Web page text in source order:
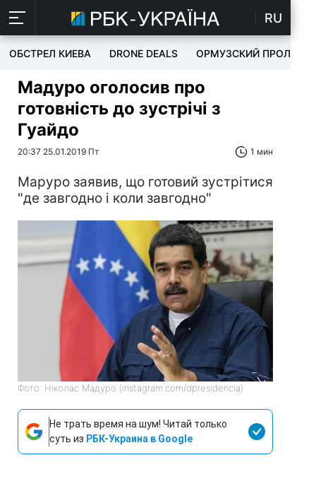
RU
ОБСТРЕЛ КИЕВА DRONE DEALS ОРМУЗСКИЙ ПРОЛИВ
Мадуро оголосив про
готовність до зустрічі з
Гуайдо
20:37 25.01.2019 Пт 1 мин
Маруро заявив, що готовий зустрітися
"де завгодно і коли завгодно"
Фото: Ніколас Мадуро (instagram.com/dpresidencia)
Не трать время на шум! Читай только
суть из РБК-Украина в Google